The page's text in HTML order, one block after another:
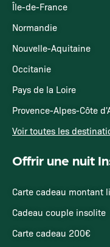
Île-de-France
Normandie
Nouvelle-Aquitaine
Occitanie
Pays de la Loire
Provence-Alpes-Côte
Voir toutes les
Offrir une nuit
Carte cadeau montant
Cadeau couple insolite
Carte cadeau 200€